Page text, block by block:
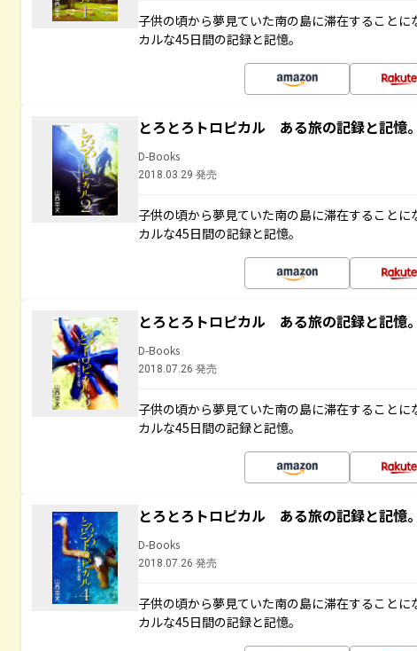
子供の頃から夢見ていた南の島に滞在すること
カルな45日間の記録と記憶。
とろとろトロピカル ある旅の記録と記
D-Books
2018.03.29 発売
子供の頃から夢見ていた南の島に滞在すること
カルな45日間の記録と記憶。
とろとろトロピカル ある旅の記録と記
D-Books
2018.07.26 発売
子供の頃から夢見ていた南の島に滞在すること
カルな45日間の記録と記憶。
とろとろトロピカル ある旅の記録と記
D-Books
2018.07.26 発売
子供の頃から夢見ていた南の島に滞在すること
カルな45日間の記録と記憶。